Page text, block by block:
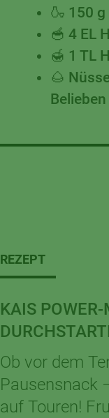
REZEPT
KAIS
Ob vor dem
Pausensnack
auf Touren!
🍶 150
🥣 4 EL
🍯 1 TL
🌰
Belieben